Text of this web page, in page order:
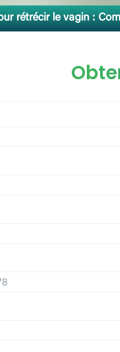
le vagin : Combien